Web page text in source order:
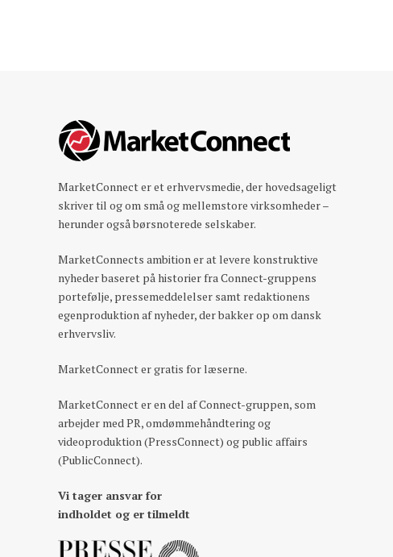
MarketConnect er et erhvervsmedie, der hovedsageligt
skriver til og om små og mellemstore virksomheder –
herunder også børsnoterede selskaber.
MarketConnects ambition er at levere konstruktive
nyheder baseret på historier fra Connect-gruppens
portefølje, pressemeddelelser samt redaktionens
egenproduktion af nyheder, der bakker op om dansk
erhvervsliv.
MarketConnect er gratis for læserne.
MarketConnect er en del af Connect-gruppen, som
arbejder med PR, omdømmehåndtering og
videoproduktion (PressConnect) og public affairs
(PublicConnect).
Vi tager ansvar for
indholdet og er tilmeldt